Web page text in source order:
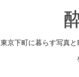
東京下町に暮らす写真